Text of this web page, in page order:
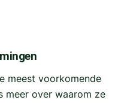
meest voorkomende
meer over waarom ze